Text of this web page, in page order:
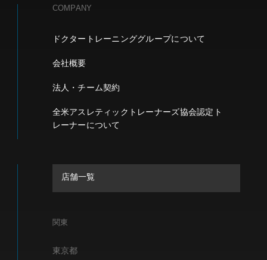
COMPANY
ドクタートレーニンググループについて
会社概要
法人・チーム契約
全米アスレティックトレーナーズ協会認定ト
レーナーについて
店舗一覧
関東
東京都